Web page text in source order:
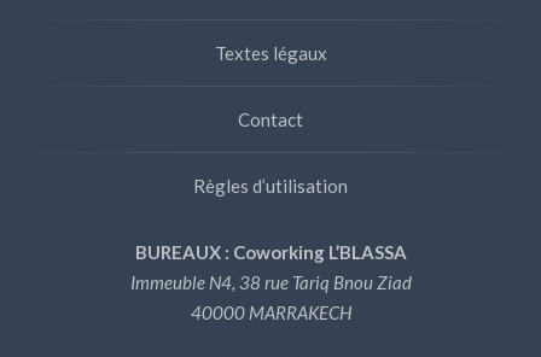
Textes légaux
Contact
Règles d’utilisation
BUREAUX : Coworking L’BLASSA
Immeuble N4, 38 rue Tariq Bnou Ziad
40000 MARRAKECH